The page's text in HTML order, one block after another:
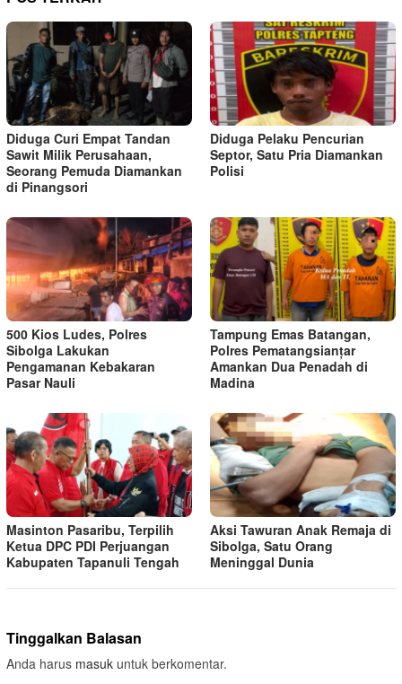
Diduga Curi Empat Tandan
Sawit Milik Perusahaan,
Seorang Pemuda Diamankan
di Pinangsori
Diduga Pelaku Pencurian
Septor, Satu Pria Diamankan
Polisi
500 Kios Ludes, Polres
Sibolga Lakukan
Pengamanan Kebakaran
Pasar Nauli
Tampung Emas Batangan,
Polres Pematangsianțar
Amankan Dua Penadah di
Madina
Masinton Pasaribu, Terpilih
Ketua DPC PDI Perjuangan
Kabupaten Tapanuli Tengah
Aksi Tawuran Anak Remaja di
Sibolga, Satu Orang
Meninggal Dunia
Tinggalkan Balasan
Anda harus masuk untuk berkomentar.